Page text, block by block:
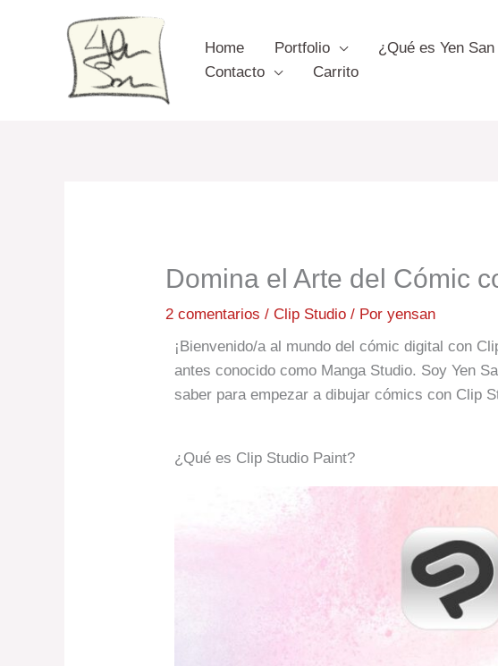
Home Portfolio ¿Qué es Yen
Contacto
Carrito
Domina el Arte del Cómic
2 comentarios /Clip Studio / Poryensan
¡Bienvenido/a al mundo del cómic digital con
antes conocido como Manga Studio. Soy Yen
saber para empezar a dibujar cómics con Clip
¿Qué es Clip Studio Paint?